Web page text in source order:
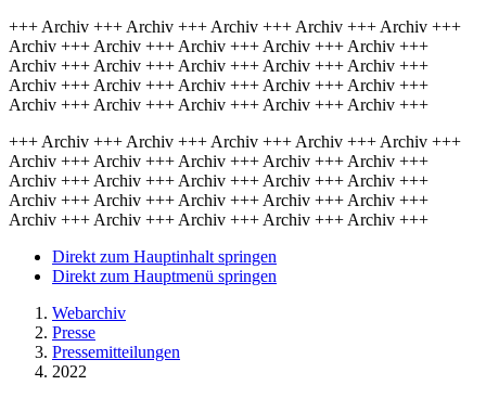
+++ Archiv +++ Archiv +++ Archiv +++ Archiv +++ Archiv +++
Archiv +++ Archiv +++ Archiv +++ Archiv +++ Archiv +++
Archiv +++ Archiv +++ Archiv +++ Archiv +++ Archiv +++
Archiv +++ Archiv +++ Archiv +++ Archiv +++ Archiv +++
Archiv +++ Archiv +++ Archiv +++ Archiv +++ Archiv +++
+++ Archiv +++ Archiv +++ Archiv +++ Archiv +++ Archiv +++
Archiv +++ Archiv +++ Archiv +++ Archiv +++ Archiv +++
Archiv +++ Archiv +++ Archiv +++ Archiv +++ Archiv +++
Archiv +++ Archiv +++ Archiv +++ Archiv +++ Archiv +++
Archiv +++ Archiv +++ Archiv +++ Archiv +++ Archiv +++
Direkt zum Hauptinhalt springen
Direkt zum Hauptmenü springen
Webarchiv
Presse
Pressemitteilungen
2022